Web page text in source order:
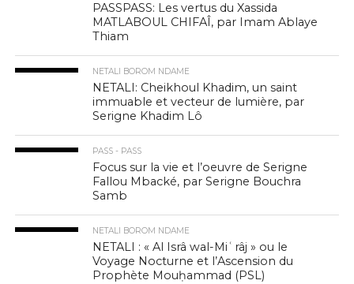
PASSPASS: Les vertus du Xassida
MATLABOUL CHIFAÎ, par Imam Ablaye
Thiam
NETALI BOROM NDAME
NETALI: Cheikhoul Khadim, un saint
immuable et vecteur de lumière, par
Serigne Khadim Lô
PASS - PASS
Focus sur la vie et l’oeuvre de Serigne
Fallou Mbacké, par Serigne Bouchra
Samb
NETALI BOROM NDAME
NETALI : « Al Isrâ wal-Miʿrâj » ou le
Voyage Nocturne et l’Ascension du
Prophète Mouḥammad (PSL)